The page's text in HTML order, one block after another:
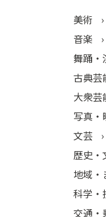
美術
音楽
舞踊・
古典芸
大衆芸
写真・
文芸
歴史・
地域・
科学・
交通・